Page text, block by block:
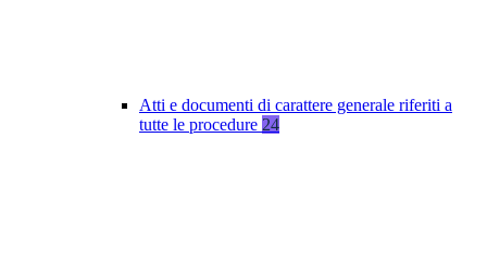
Atti e documenti di carattere generale riferiti a
tutte le procedure 24